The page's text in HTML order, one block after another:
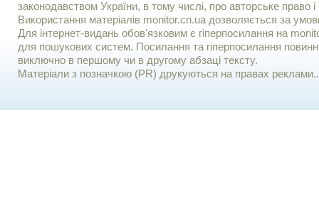
законодавством України, в тому числі, про авторське право і
Використання матерiалiв monitor.cn.ua дозволяється за
Для iнтернет-видань обов'язковим є гiперпосилання на
для пошукових систем. Посилання та гіперпосилання
виключно в першому чи в другому абзаці тексту.
Матеріали з позначкою (PR) друкуються на правах реклами..